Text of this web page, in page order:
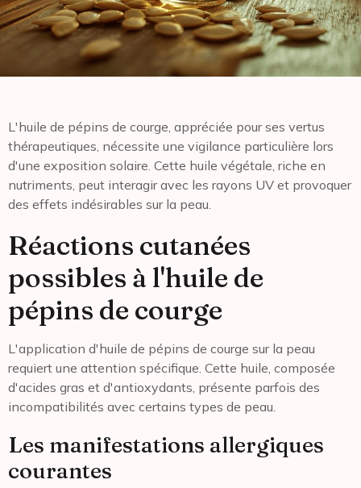
L'huile de pépins de courge, appréciée pour ses vertus
thérapeutiques, nécessite une vigilance particulière lors
d'une exposition solaire. Cette huile végétale, riche en
nutriments, peut interagir avec les rayons UV et provoquer
des effets indésirables sur la peau.
Réactions cutanées
possibles à l'huile de
pépins de courge
L'application d'huile de pépins de courge sur la peau
requiert une attention spécifique. Cette huile, composée
d'acides gras et d'antioxydants, présente parfois des
incompatibilités avec certains types de peau.
Les manifestations allergiques
courantes